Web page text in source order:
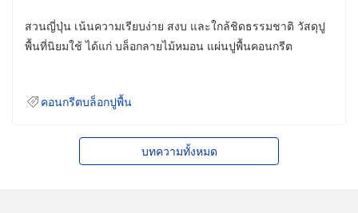
สวนญี่ปุ่น เน้นความเรียบง่าย สงบ และใกล้ชิดธรรมชาติ วัสดุปู
พื้นที่นิยมใช้ ได้แก่ บล็อกลายไม้หมอน แผ่นปูพื้นคอนกรีต
คอนกรีตบล็อกปูพื้น
บทความทั้งหมด